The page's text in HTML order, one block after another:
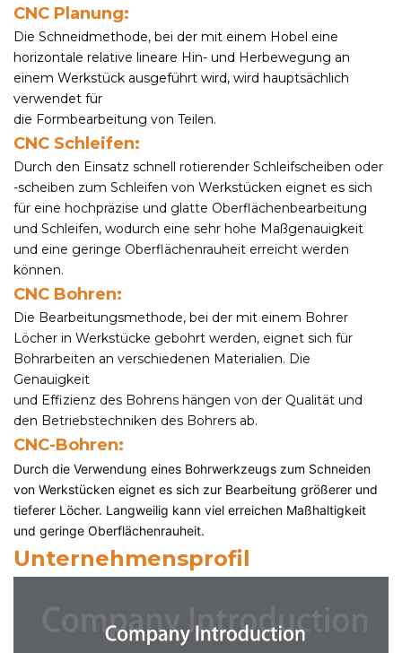
CNC Planung:
Die Schneidmethode, bei der mit einem Hobel eine
horizontale relative lineare Hin- und Herbewegung an
einem Werkstück ausgeführt wird, wird hauptsächlich
verwendet für
die Formbearbeitung von Teilen.
CNC Schleifen:
Durch den Einsatz schnell rotierender Schleifscheiben oder
-scheiben zum Schleifen von Werkstücken eignet es sich
für eine hochpräzise und glatte Oberflächenbearbeitung
und Schleifen, wodurch eine sehr hohe Maßgenauigkeit
und eine geringe Oberflächenrauheit erreicht werden
können.
CNC Bohren:
Die Bearbeitungsmethode, bei der mit einem Bohrer
Löcher in Werkstücke gebohrt werden, eignet sich für
Bohrarbeiten an verschiedenen Materialien. Die
Genauigkeit
und Effizienz des Bohrens hängen von der Qualität und
den Betriebstechniken des Bohrers ab.
CNC-Bohren:
Durch die Verwendung eines Bohrwerkzeugs zum Schneiden
von Werkstücken eignet es sich zur Bearbeitung größerer und
tieferer Löcher. Langweilig kann viel erreichen Maßhaltigkeit
und geringe Oberflächenrauheit.
Unternehmensprofil